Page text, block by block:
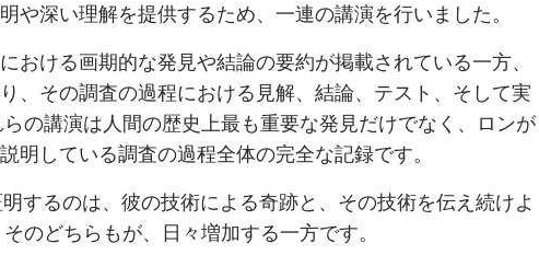
や深い理解を提供するため、一連の講演を行いました。
おける画期的な発見や結論の要約が掲載されている一方、
、その調査の過程における見解、結論、テスト、そして実
の講演は人間の歴史上最も重要な発見だけでなく、ロンが
明している調査の過程全体の完全な記録です。
するのは、彼の技術による奇跡と、その技術を伝え続けよ
のどちらもが、日々増加する一方です。